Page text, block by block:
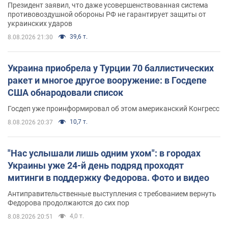
Президент заявил, что даже усовершенствованная система
противовоздушной обороны РФ не гарантирует защиты от
украинских ударов
8.08.2026 21:30 39,6 т.
Украина приобрела у Турции 70 баллистических
ракет и многое другое вооружение: в Госдепе
США обнародовали список
Госдеп уже проинформировал об этом американский Конгресс
8.08.2026 20:37 10,7 т.
"Нас услышали лишь одним ухом": в городах
Украины уже 24-й день подряд проходят
митинги в поддержку Федорова. Фото и видео
Антиправительственные выступления с требованием вернуть
Федорова продолжаются до сих пор
8.08.2026 20:51 4,0 т.